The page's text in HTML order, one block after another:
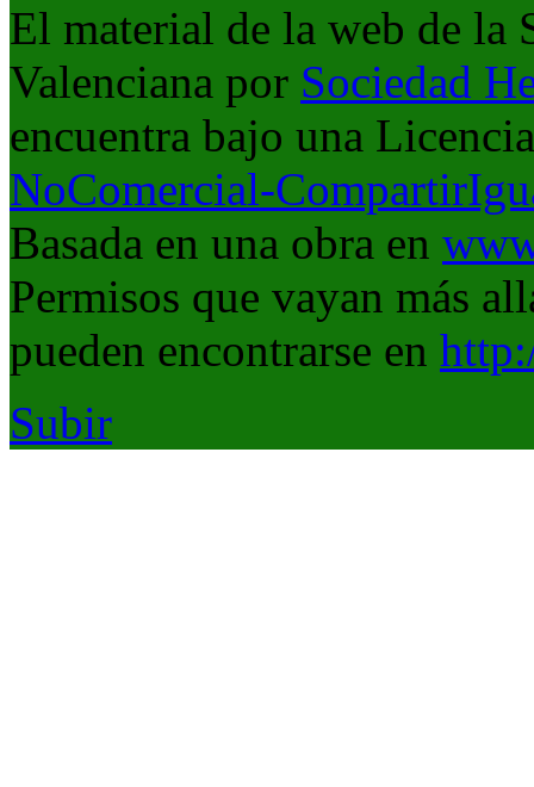
El material de la web de la
Valenciana por Sociedad
encuentra bajo una
NoComercial-
Basada en una obra en
Permisos que vayan más
pueden encontrarse en
Subir